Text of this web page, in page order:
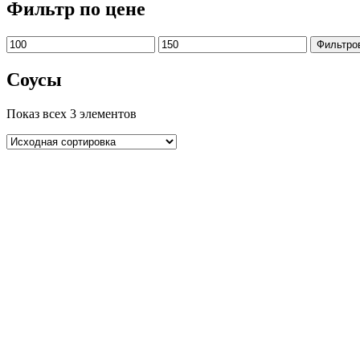
Фильтр по цене
Соусы
Показ всех 3 элементов